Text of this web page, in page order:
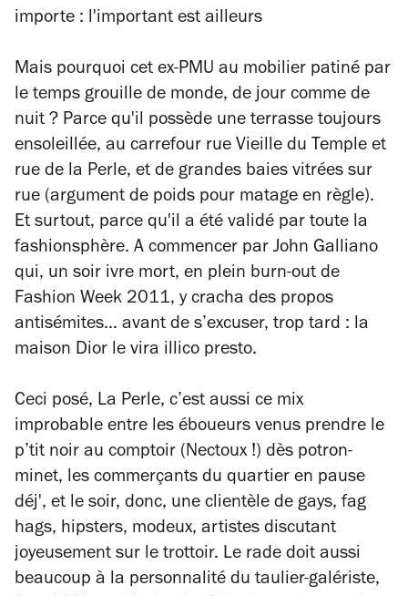
importe : l'important est ailleurs
Mais pourquoi cet ex-PMU au mobilier patiné par
le temps grouille de monde, de jour comme de
nuit ? Parce qu'il possède une terrasse toujours
ensoleillée, au carrefour rue Vieille du Temple et
rue de la Perle, et de grandes baies vitrées sur
rue (argument de poids pour matage en règle).
Et surtout, parce qu'il a été validé par toute la
fashionsphère. A commencer par John Galliano
qui, un soir ivre mort, en plein burn-out de
Fashion Week 2011, y cracha des propos
antisémites… avant de s’excuser, trop tard : la
maison Dior le vira illico presto.
Ceci posé, La Perle, c’est aussi ce mix
improbable entre les éboueurs venus prendre le
p’tit noir au comptoir (Nectoux !) dès potron-
minet, les commerçants du quartier en pause
déj', et le soir, donc, une clientèle de gays, fag
hags, hipsters, modeux, artistes discutant
joyeusement sur le trottoir. Le rade doit aussi
beaucoup à la personnalité du taulier-galériste,